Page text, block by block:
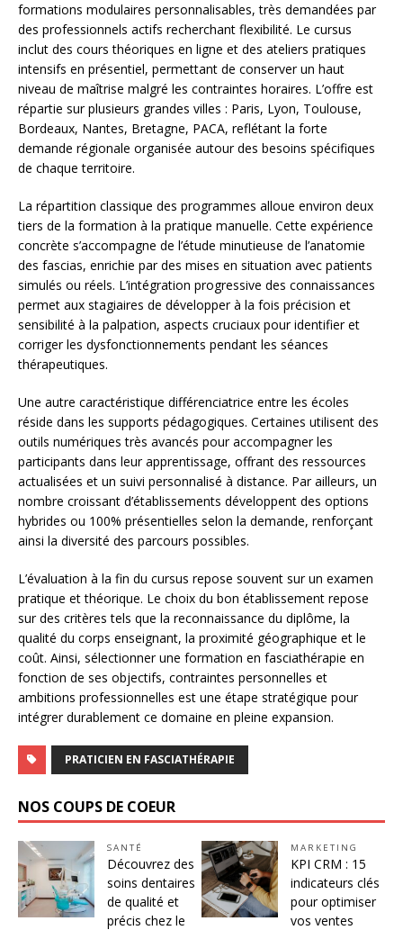
formations modulaires personnalisables, très demandées par
des professionnels actifs recherchant flexibilité. Le cursus
inclut des cours théoriques en ligne et des ateliers pratiques
intensifs en présentiel, permettant de conserver un haut
niveau de maîtrise malgré les contraintes horaires. L’offre est
répartie sur plusieurs grandes villes : Paris, Lyon, Toulouse,
Bordeaux, Nantes, Bretagne, PACA, reflétant la forte
demande régionale organisée autour des besoins spécifiques
de chaque territoire.
La répartition classique des programmes alloue environ deux
tiers de la formation à la pratique manuelle. Cette expérience
concrète s’accompagne de l’étude minutieuse de l’anatomie
des fascias, enrichie par des mises en situation avec patients
simulés ou réels. L’intégration progressive des connaissances
permet aux stagiaires de développer à la fois précision et
sensibilité à la palpation, aspects cruciaux pour identifier et
corriger les dysfonctionnements pendant les séances
thérapeutiques.
Une autre caractéristique différenciatrice entre les écoles
réside dans les supports pédagogiques. Certaines utilisent des
outils numériques très avancés pour accompagner les
participants dans leur apprentissage, offrant des ressources
actualisées et un suivi personnalisé à distance. Par ailleurs, un
nombre croissant d’établissements développent des options
hybrides ou 100% présentielles selon la demande, renforçant
ainsi la diversité des parcours possibles.
L’évaluation à la fin du cursus repose souvent sur un examen
pratique et théorique. Le choix du bon établissement repose
sur des critères tels que la reconnaissance du diplôme, la
qualité du corps enseignant, la proximité géographique et le
coût. Ainsi, sélectionner une formation en fasciathérapie en
fonction de ses objectifs, contraintes personnelles et
ambitions professionnelles est une étape stratégique pour
intégrer durablement ce domaine en pleine expansion.
PRATICIEN EN FASCIATHÉRAPIE
NOS COUPS DE COEUR
SANTÉ
Découvrez des
soins dentaires
de qualité et
précis chez le
MARKETING
KPI CRM : 15
indicateurs clés
pour optimiser
vos ventes